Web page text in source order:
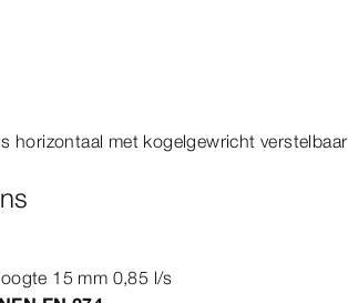
horizontaal met kogelgewricht verstelbaar
15 mm 0,85 l/s